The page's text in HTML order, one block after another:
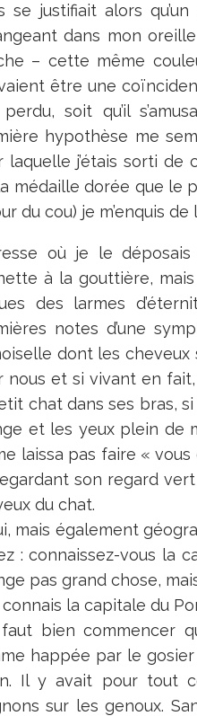
se justifiait alors
dans mon
– cette même
être une
soit qu’il
hypothèse me
laquelle j’étais sorti de
médaille dorée que le
du cou) je m’enquis
où je le
à la gouttière,
des larmes
notes d’une
dont les cheveux
nous et si vivant en
chat dans ses bras,
et les yeux plein de
laissa pas faire «
son regard
du chat.
mais également
: connaissez-vous la
pas grand chose,
connais la capitale du
bien commencer
happée par le
Il y avait pour tout
sur les genoux.